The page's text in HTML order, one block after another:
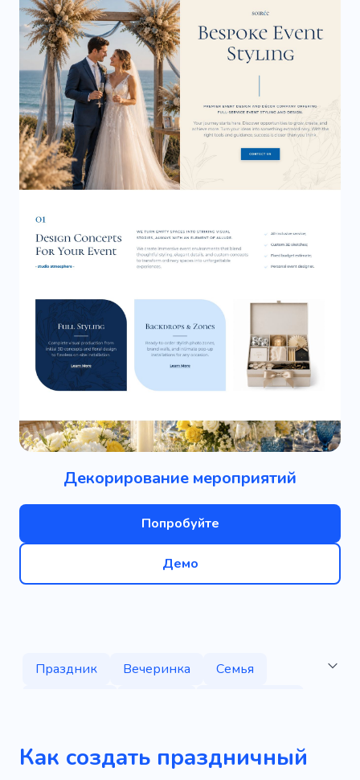
Декорирование мероприятий
Попробуйте
Демо
Праздник Вечеринка
Семья
Веселье
День рождения
Как создать праздничный